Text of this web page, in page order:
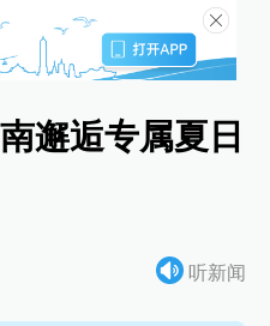
邂逅专属夏日
听新闻